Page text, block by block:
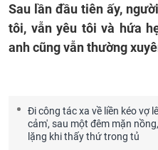
Sau lần đầu tiên ấy,
tôi, vẫn yêu tôi và hứa
anh cũng vẫn thường
Đi công tác xa về liền kéo vợ
cảm', sau một đêm mặn
lặng khi thấy thứ trong tủ